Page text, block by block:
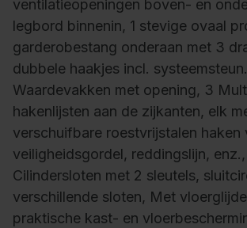
ventilatieopeningen boven- en
legbord binnenin, 1 stevige ovaal
garderobestang onderaan met 3
dubbele haakjes incl.
Waardevakken met opening, 3
hakenlijsten aan de zijkanten, elk
verschuifbare roestvrijstalen haken
veiligheidsgordel, reddingslijn,
Cilindersloten met 2 sleutels,
verschillende sloten, Met
praktische kast- en